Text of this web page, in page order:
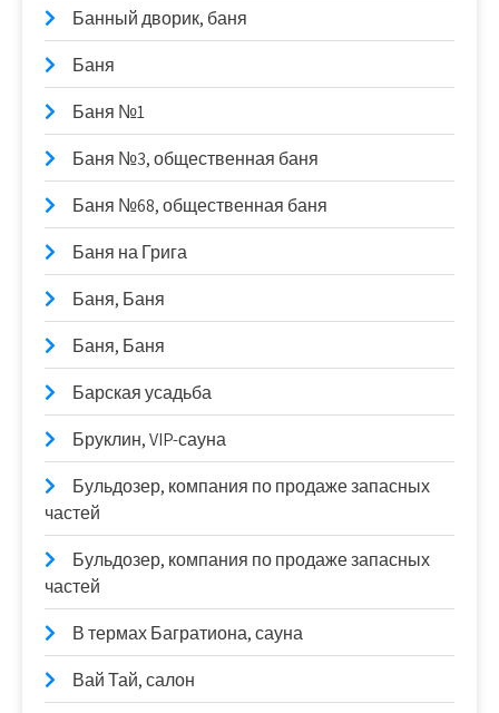
Банный дворик, баня
Баня
Баня №1
Баня №3, общественная баня
Баня №68, общественная баня
Баня на Грига
Баня, Баня
Баня, Баня
Барская усадьба
Бруклин, VIP-сауна
Бульдозер, компания по продаже запасных
частей
Бульдозер, компания по продаже запасных
частей
В термах Багратиона, сауна
Вай Тай, салон